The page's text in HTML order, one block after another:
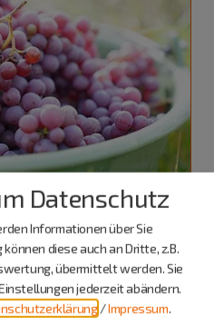
Datenschutz
Informationen über Sie
diese auch an Dritte, z.B.
übermittelt werden. Sie
jederzeit abändern.
/Impressum.